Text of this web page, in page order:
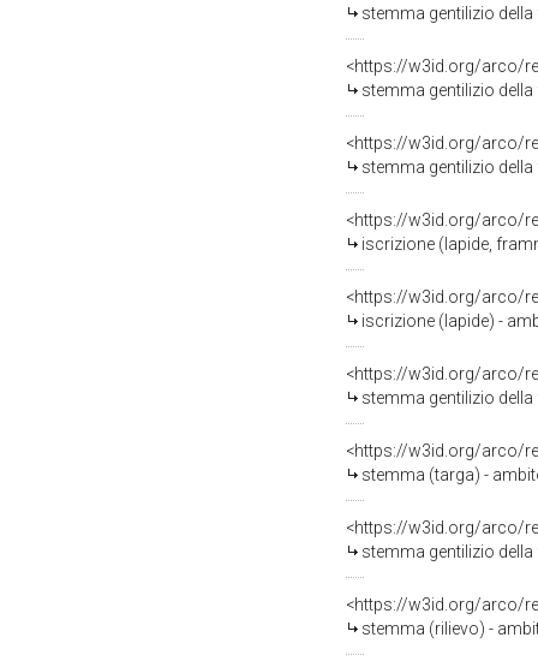
stemma gentilizio
<https://w3id.org/arco/
stemma gentilizio
<https://w3id.org/arco/
stemma gentilizio
<https://w3id.org/arco/
iscrizione (lapide,
<https://w3id.org/arco/
iscrizione (lapide) -
<https://w3id.org/arco/
stemma gentilizio
<https://w3id.org/arco/
stemma (targa) -
<https://w3id.org/arco/
stemma gentilizio
<https://w3id.org/arco/
stemma (rilievo) -